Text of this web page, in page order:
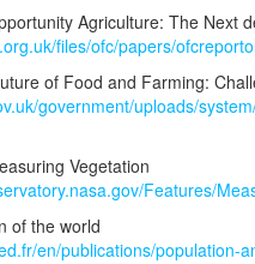
Agriculture: The Next
files/ofc/papers/
of Food and Farming:
government/uploads/
Vegetation
Features/
of the world
en/publications/